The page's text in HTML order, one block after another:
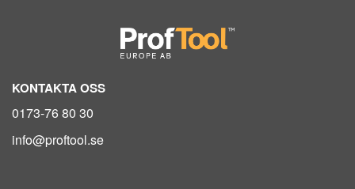
KONTAKTA OSS
0173-76 80 30
info@proftool.se